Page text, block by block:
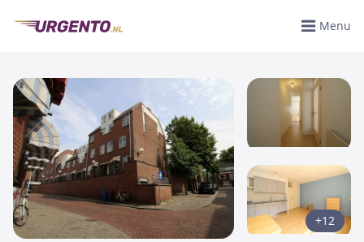
Menu
+12